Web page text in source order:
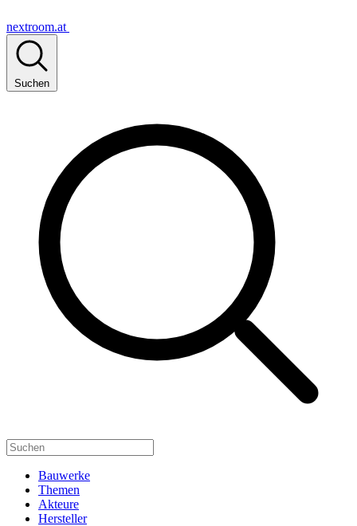
nextroom.at
Suchen
Bauwerke
Themen
Akteure
Hersteller